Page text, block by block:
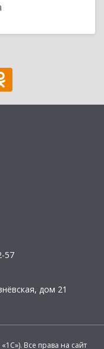
57
дом 21
Все права на сайт